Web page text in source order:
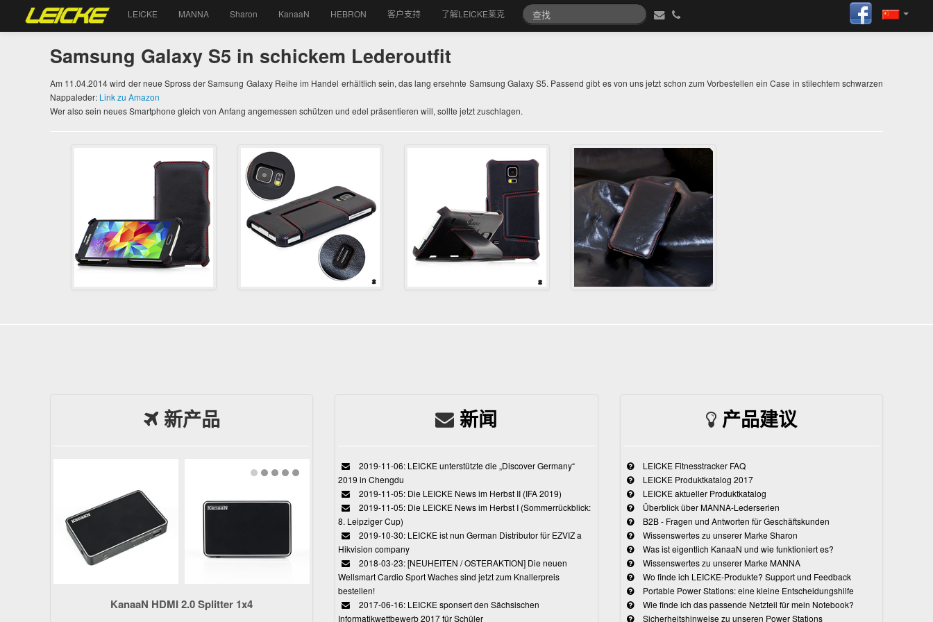
LEICKE MANNA Sharon KanaaN HEBRON 客户支持 了解LEICKE莱克
Samsung Galaxy S5 in schickem Lederoutfit
Am 11.04.2014 wird der neue Spross der Samsung Galaxy Reihe im Handel erhältlich sein, das lang ersehnte Samsung Galaxy S5. Passend gibt es von uns jetzt schon zum Vorbestellen ein Case in stilechtem schwarzen
Nappaleder: Link zu Amazon
Wer also sein neues Smartphone gleich von Anfang angemessen schützen und edel präsentieren will, sollte jetzt zuschlagen.
新产品
KanaaN HDMI 2.0 Splitter 1x4
新闻
2019-11-06: LEICKE unterstützte die „Discover Germany“
2019 in Chengdu
2019-11-05: Die LEICKE News im Herbst II (IFA 2019)
2019-11-05: Die LEICKE News im Herbst I (Sommerrückblick:
8. Leipziger Cup)
2019-10-30: LEICKE ist nun German Distributor für EZVIZ a
Hikvision company
2018-03-23: [NEUHEITEN / OSTERAKTION] Die neuen
Wellsmart Cardio Sport Waches sind jetzt zum Knallerpreis
bestellen!
2017-06-16: LEICKE sponsert den Sächsischen
Informatikwettbewerb 2017 für Schüler
产品建议
LEICKE Fitnesstracker FAQ
LEICKE Produktkatalog 2017
LEICKE aktueller Produktkatalog
Überblick über MANNA-Lederserien
B2B - Fragen und Antworten für Geschäftskunden
Wissenswertes zu unserer Marke Sharon
Was ist eigentlich KanaaN und wie funktioniert es?
Wissenswertes zu unserer Marke MANNA
Wo finde ich LEICKE-Produkte? Support und Feedback
Portable Power Stations: eine kleine Entscheidungshilfe
Wie finde ich das passende Netzteil für mein Notebook?
Sicherheitshinweise zu unseren Power Stations